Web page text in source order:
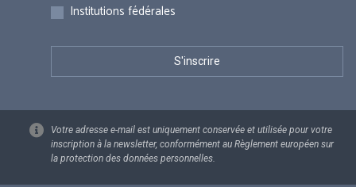
Institutions fédérales
Votre adresse e-mail est uniquement conservée et utilisée pour votre
inscription à la newsletter, conformément au Règlement européen sur
la protection des données personnelles.